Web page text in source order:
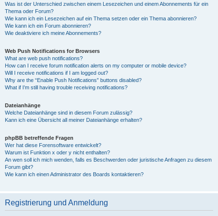
Was ist der Unterschied zwischen einem Lesezeichen und einem Abonnements für ein
Thema oder Forum?
Wie kann ich ein Lesezeichen auf ein Thema setzen oder ein Thema abonnieren?
Wie kann ich ein Forum abonnieren?
Wie deaktiviere ich meine Abonnements?
Web Push Notifications for Browsers
What are web push notifications?
How can I receive forum notification alerts on my computer or mobile device?
Will I receive notifications if I am logged out?
Why are the “Enable Push Notifications” buttons disabled?
What if I’m still having trouble receiving notifications?
Dateianhänge
Welche Dateianhänge sind in diesem Forum zulässig?
Kann ich eine Übersicht all meiner Dateianhänge erhalten?
phpBB betreffende Fragen
Wer hat diese Forensoftware entwickelt?
Warum ist Funktion x oder y nicht enthalten?
An wen soll ich mich wenden, falls es Beschwerden oder juristische Anfragen zu diesem
Forum gibt?
Wie kann ich einen Administrator des Boards kontaktieren?
Registrierung und Anmeldung